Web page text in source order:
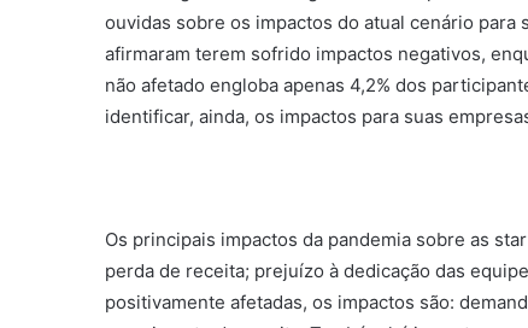
ouvidas sobre os impactos do atual cenário
afirmaram terem sofrido impactos negativos,
não afetado engloba apenas 4,2% dos
identificar, ainda, os impactos para suas
Os principais impactos da pandemia sobre as
perda de receita; prejuízo à dedicação das
positivamente afetadas, os impactos são: